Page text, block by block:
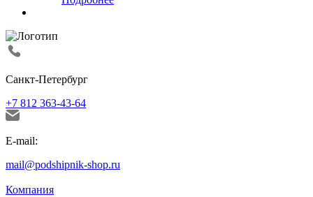
Санкт-Петербург
+7 812 363-43-64
E-mail:
mail@podshipnik-shop.ru
Компания